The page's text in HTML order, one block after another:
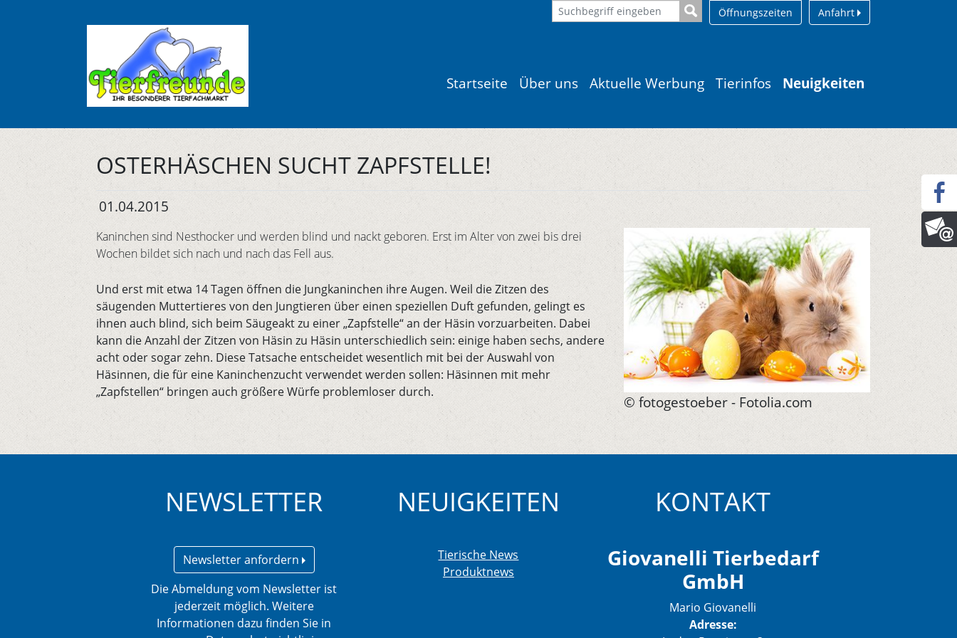
Öffnungszeiten Anfahrt
Startseite Über uns Aktuelle Werbung Tierinfos Neuigkeiten
OSTERHÄSCHEN SUCHT ZAPFSTELLE!
01.04.2015
Kaninchen sind Nesthocker und werden blind und nackt geboren. Erst im Alter von zwei bis drei
Wochen bildet sich nach und nach das Fell aus.
Und erst mit etwa 14 Tagen öffnen die Jungkaninchen ihre Augen. Weil die Zitzen des
säugenden Muttertieres von den Jungtieren über einen speziellen Duft gefunden, gelingt es
ihnen auch blind, sich beim Säugeakt zu einer „Zapfstelle“ an der Häsin vorzuarbeiten. Dabei
kann die Anzahl der Zitzen von Häsin zu Häsin unterschiedlich sein: einige haben sechs, andere
acht oder sogar zehn. Diese Tatsache entscheidet wesentlich mit bei der Auswahl von
Häsinnen, die für eine Kaninchenzucht verwendet werden sollen: Häsinnen mit mehr
„Zapfstellen“ bringen auch größere Würfe problemloser durch.
© fotogestoeber - Fotolia.com
NEWSLETTER
Newsletter anfordern
Die Abmeldung vom Newsletter ist
jederzeit möglich. Weitere
Informationen dazu finden Sie in
NEUIGKEITEN
Tierische News
Produktnews
KONTAKT
Giovanelli Tierbedarf
GmbH
Mario Giovanelli
Adresse: